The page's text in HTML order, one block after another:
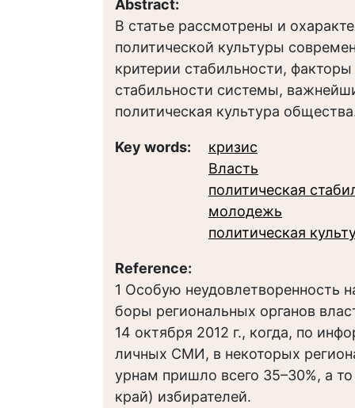
Abstract:
В статье рассмотрены и
политической культуры
критерии стабильности,
стабильности системы,
политическая культура
Key words:
кризис
Власть
политическая
молодежь
политическая
Reference:
1 Особую неудовлетворенность
боры региональных органов
14 октября 2012 г., когда, по
личных СМИ, в некоторых
урнам пришло всего 35–30%, а
край) избирателей.